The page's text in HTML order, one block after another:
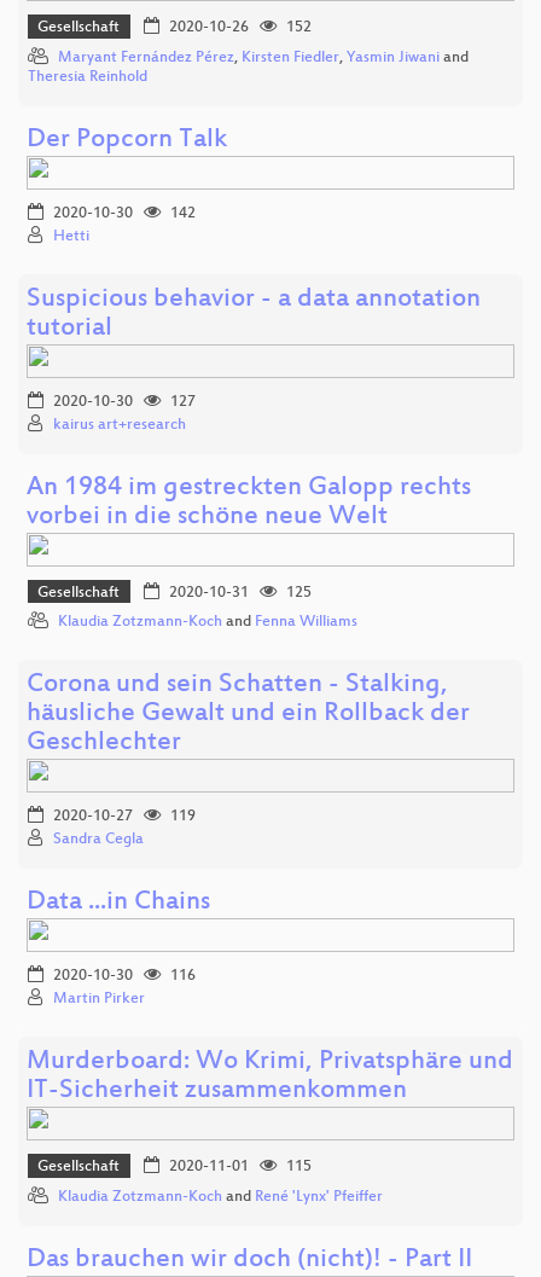
Gesellschaft 2020-10-26
152
Maryant Fernández Pérez, Kirsten Fiedler, Yasmin Jiwani and
Theresia Reinhold
Der Popcorn Talk
2020-10-30
142
Hetti
Suspicious behavior - a data annotation
tutorial
2020-10-30
127
kairus art+research
An 1984 im gestreckten Galopp rechts
vorbei in die schöne neue Welt
Gesellschaft 2020-10-31
125
Klaudia Zotzmann-Koch and Fenna Williams
Corona und sein Schatten - Stalking,
häusliche Gewalt und ein Rollback der
Geschlechter
2020-10-27
119
Sandra Cegla
Data ...in Chains
2020-10-30
116
Martin Pirker
Murderboard: Wo Krimi, Privatsphäre und
IT-Sicherheit zusammenkommen
Gesellschaft 2020-11-01
115
Klaudia Zotzmann-Koch and René 'Lynx' Pfeiffer
Das brauchen wir doch (nicht)! - Part II